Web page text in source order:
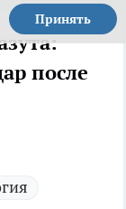
Принять
после